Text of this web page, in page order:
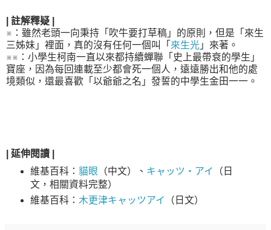
| 註解釋疑 |
※：雖然老頭一向秉持「吹牛要打草稿」的原則，但是「來生
三姊妹」裡面，真的沒有任何一個叫「 來生光 」來著。
※※：小學生柯南一直以來都持續蟬聯「史上最帶衰的學生」
寶座，因為每回連載至少都會死一個人，遠遠勝出和他的處
境類似，還最喜歡「以爺爺之名」發誓的中學生金田一一。
| 延伸閱讀 |
維基百科： 貓眼 （中文）、 キャッツ・アイ （日
文，相關資料完整）
維基百科： 木更津キャッツアイ （日文）